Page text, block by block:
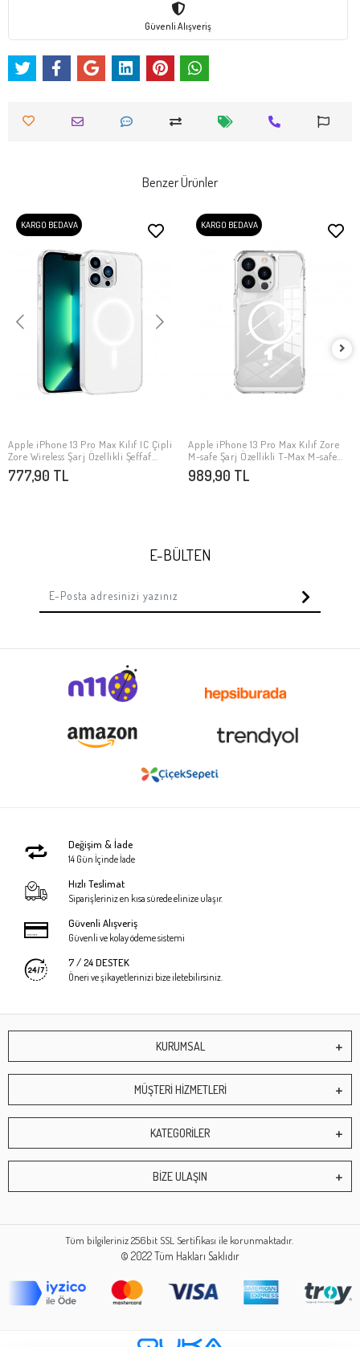
Güvenli Alışveriş
Benzer Ürünler
KARGO BEDAVA
SEPETE EKLE
Apple iPhone 13 Pro Max Kılıf IC Çipli
Zore Wireless Şarj Özellikli Şeffaf
Orjin Kapak
777,90 TL
KARGO BEDAVA
SEPETE EKLE
Apple iPhone 13 Pro Max Kılıf Zore
M-safe Şarj Özellikli T-Max M-safe
Kapak
989,90 TL
E-BÜLTEN
Değişim & İade
14 Gün İçinde İade
Hızlı Teslimat
Siparişleriniz en kısa sürede elinize ulaşır.
Güvenli Alışveriş
Güvenli ve kolay ödeme sistemi
7 / 24 DESTEK
Öneri ve şikayetlerinizi bize iletebilirsiniz.
KURUMSAL
MÜŞTERİ HİZMETLERİ
KATEGORİLER
BİZE ULAŞIN
Tüm bilgileriniz 256bit SSL Sertifikası ile korunmaktadır.
© 2022Tüm Hakları Saklıdır